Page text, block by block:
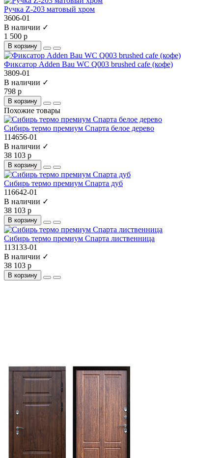
Ручка Z-203 матовый хром
3606-01
В наличии ✓
1 500 р
В корзину
Фиксатор Adden Bau WC Q003 brushed cafe (кофе)
3809-01
В наличии ✓
798 р
В корзину
Похожие товары
Сибирь термо премиум Спарта белое дерево
114656-01
В наличии ✓
38 103 р
В корзину
Сибирь термо премиум Спарта дуб
116642-01
В наличии ✓
38 103 р
В корзину
Сибирь термо премиум Спарта лиственница
113133-01
В наличии ✓
38 103 р
В корзину